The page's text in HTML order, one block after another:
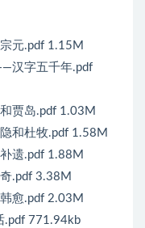
元.pdf 1.15M
汉字五千年.pdf
贾岛.pdf 1.03M
和杜牧.pdf 1.58M
遗.pdf 1.88M
.pdf 3.38M
愈.pdf 2.03M
.pdf 771.94kb